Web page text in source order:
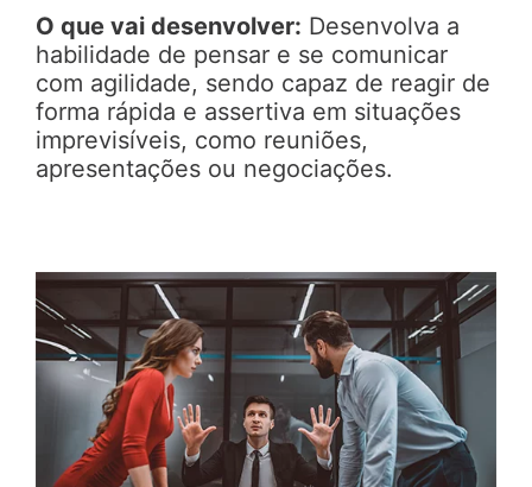
O que vai desenvolver: Desenvolva a
habilidade de pensar e se comunicar
com agilidade, sendo capaz de reagir de
forma rápida e assertiva em situações
imprevisíveis, como reuniões,
apresentações ou negociações.